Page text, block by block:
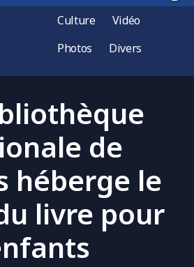
Culture
Vidéo
Photos
Divers
de
héberge le
livre pour